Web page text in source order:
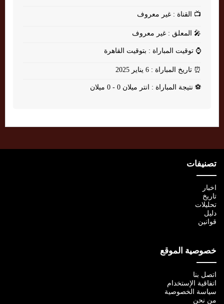
📺 القناة : غير معروف
🎤 المعلق : غير معروف
⌚ توقيت المباراة : بتوقيت القاهرة
⏰ تاريخ المباراة : 6 يناير 2025
⚽ نتيجة المباراة : انتر ميلان 0 - 0 ميلان
تصنيفات
اخبار
تاريخ
تحليلات
دليل
قوانين
خصوصية الموقع
اتصل بنا
اتفاقية الإستخدام
سياسة الخصوصية
من نحن